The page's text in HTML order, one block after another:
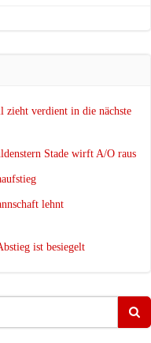
zieht verdient in die nächste
Stade wirft A/O raus
lehnt
ist besiegelt